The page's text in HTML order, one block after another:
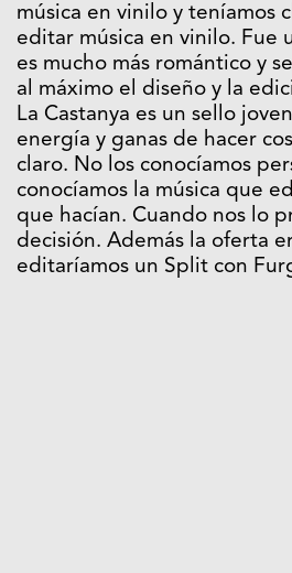
música en vinilo y teníamos
editar música en vinilo. Fue
es mucho más romántico y
al máximo el diseño y la
La Castanya es un sello
energía y ganas de hacer
claro. No los conocíamos
conocíamos la música que
que hacían. Cuando nos lo
decisión. Además la oferta
editaríamos un Split con